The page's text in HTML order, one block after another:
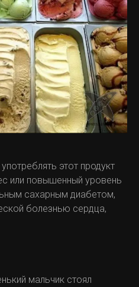
этот продукт
или повышенный уровень
сахарным диабетом,
болезнью сердца,
мальчик стоял